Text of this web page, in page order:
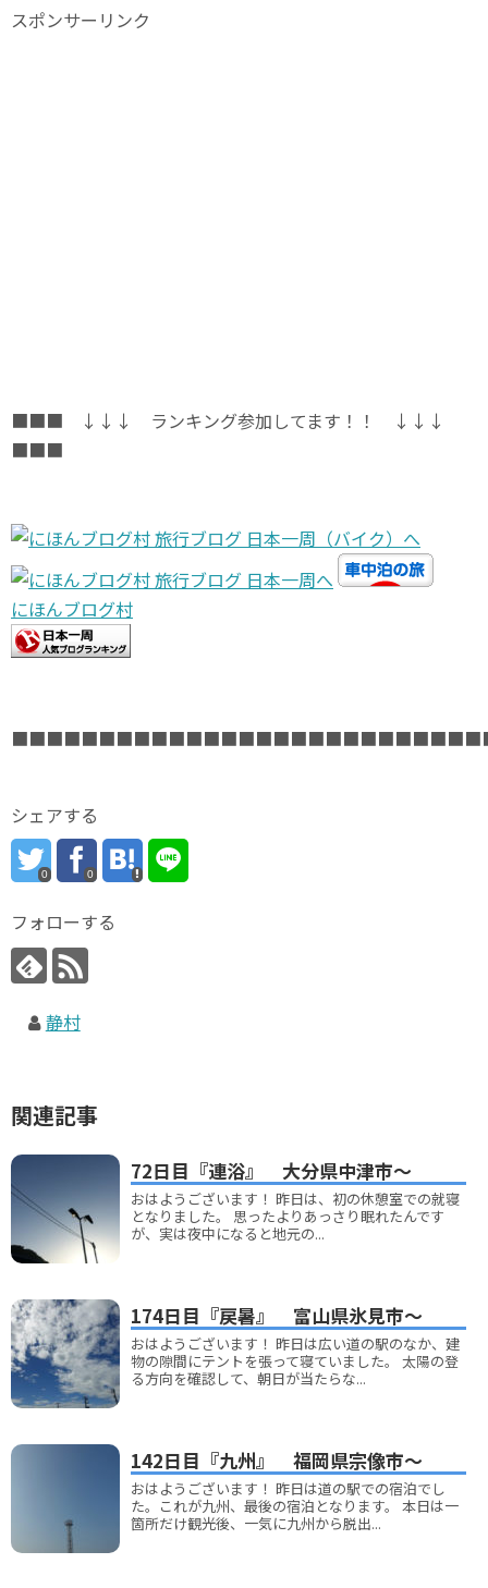
スポンサーリンク
■■■ ↓↓↓ ランキング参加してます！！ ↓↓↓
■■■
にほんブログ村
シェアする
0 0
フォローする
静村
関連記事
72日目『連浴』 大分県中津市～
おはようございます！ 昨日は、初の休憩室での就寝
となりました。 思ったよりあっさり眠れたんです
が、実は夜中になると地元の...
174日目『戻暑』 富山県氷見市～
おはようございます！ 昨日は広い道の駅のなか、建
物の隙間にテントを張って寝ていました。 太陽の登
る方向を確認して、朝日が当たらな...
142日目『九州』 福岡県宗像市～
おはようございます！ 昨日は道の駅での宿泊でし
た。これが九州、最後の宿泊となります。 本日は一
箇所だけ観光後、一気に九州から脱出...